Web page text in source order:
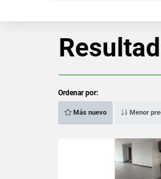
Ordenar por:
Más nuevo Menor